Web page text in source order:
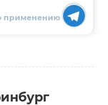
применению